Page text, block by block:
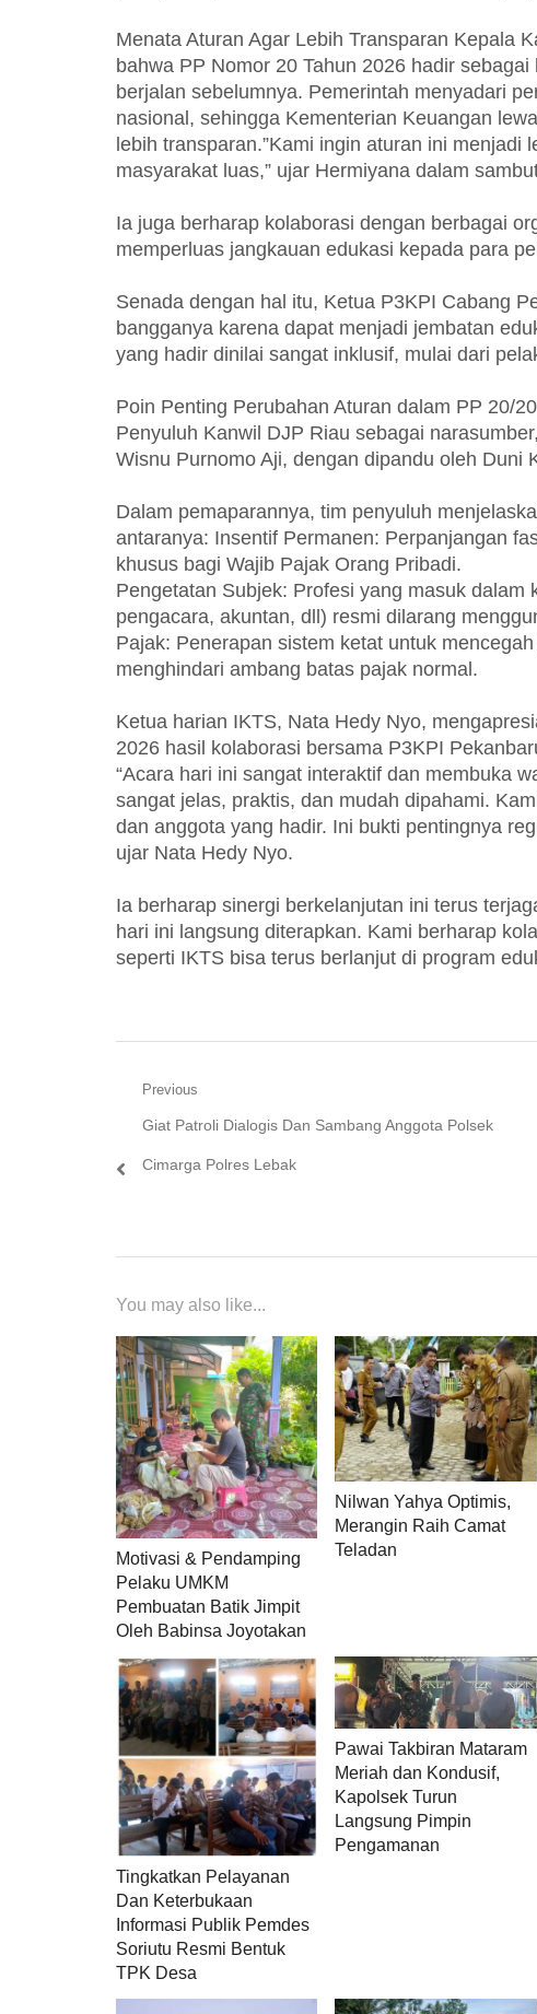
Menata Aturan Agar Lebih Transparan Kepala
bahwa PP Nomor 20 Tahun 2026 hadir
berjalan sebelumnya. Pemerintah menyadari
nasional, sehingga Kementerian Keuangan
lebih transparan.”Kami ingin aturan ini
masyarakat luas,” ujar Hermiyana dalam
Ia juga berharap kolaborasi dengan berbagai
memperluas jangkauan edukasi kepada para
Senada dengan hal itu, Ketua P3KPI Cabang
bangganya karena dapat menjadi jembatan
yang hadir dinilai sangat inklusif, mulai dari
Poin Penting Perubahan Aturan dalam PP 20/
Penyuluh Kanwil DJP Riau sebagai
Wisnu Purnomo Aji, dengan dipandu oleh Duni
Dalam pemaparannya, tim penyuluh
antaranya: Insentif Permanen: Perpanjangan
khusus bagi Wajib Pajak Orang Pribadi.
Pengetatan Subjek: Profesi yang masuk dalam
pengacara, akuntan, dll) resmi dilarang
Pajak: Penerapan sistem ketat untuk
menghindari ambang batas pajak normal.
Ketua harian IKTS, Nata Hedy Nyo,
2026 hasil kolaborasi bersama P3KPI
“Acara hari ini sangat interaktif dan membuka
sangat jelas, praktis, dan mudah dipahami.
dan anggota yang hadir. Ini bukti pentingnya
ujar Nata Hedy Nyo.
Ia berharap sinergi berkelanjutan ini terus
hari ini langsung diterapkan. Kami berharap
seperti IKTS bisa terus berlanjut di program
Navigasi
pos
Previous
Previous
post:
Giat Patroli Dialogis Dan Sambang Anggota Polsek
Cimarga Polres Lebak
You may also like...
Motivasi & Pendamping
Pelaku UMKM
Pembuatan Batik Jimpit
Oleh Babinsa Joyotakan
Nilwan Yahya Optimis,
Merangin Raih Camat
Teladan
Tingkatkan Pelayanan
Dan Keterbukaan
Informasi Publik Pemdes
Soriutu Resmi Bentuk
TPK Desa
Pawai Takbiran Mataram
Meriah dan Kondusif,
Kapolsek Turun
Langsung Pimpin
Pengamanan